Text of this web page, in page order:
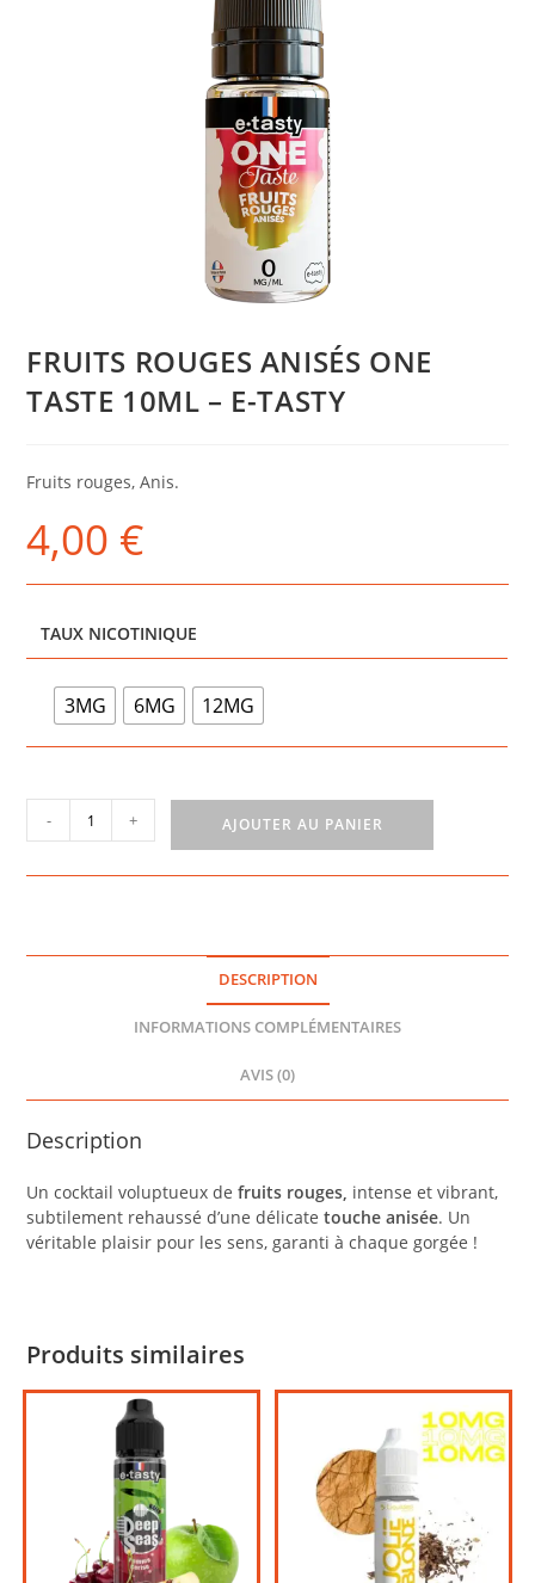
FRUITS ROUGES ANISÉS ONE
TASTE 10ML – E-TASTY
Fruits rouges, Anis.
4,00 €
TAUX NICOTINIQUE
3MG 6MG 12MG
quantité
de
TASTE
- + AJOUTER AU PANIER
DESCRIPTION
INFORMATIONS COMPLÉMENTAIRES
AVIS (0)
Description
Un cocktail voluptueux defruits rouges, intense et vibrant,
subtilement rehaussé d’une délicate touche anisée. Un
véritable plaisir pour les sens, garanti à chaque gorgée !
Produits similaires